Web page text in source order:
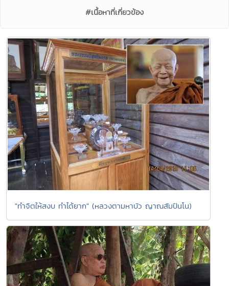
#เนื้อหาที่เกี่ยวข้อง
"ทำจิตให้สงบ ทำได้ยาก" (หลวงตามหาบัว ญาณสัมปันโน)